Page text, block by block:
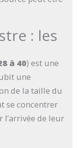
: les
à 40) est une
une
de la taille du
se concentrer
de leur